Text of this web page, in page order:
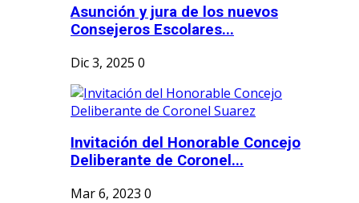
Asunción y jura de los nuevos
Consejeros Escolares...
Dic 3, 2025 0
Invitación del Honorable Concejo
Deliberante de Coronel...
Mar 6, 2023 0